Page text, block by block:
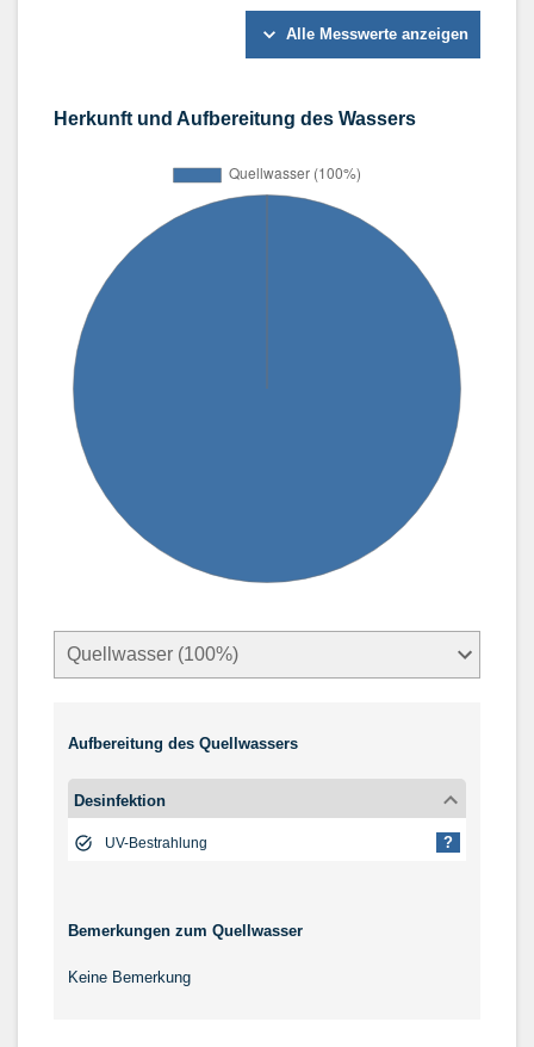
Alle Messwerte anzeigen
Herkunft und Aufbereitung des Wassers
Aufbereitung des Quellwassers
Desinfektion
UV-Bestrahlung ?
Bemerkungen zum Quellwasser
Keine Bemerkung